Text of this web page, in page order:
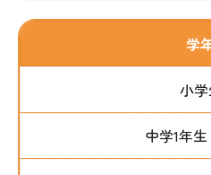
学
小
中学1年